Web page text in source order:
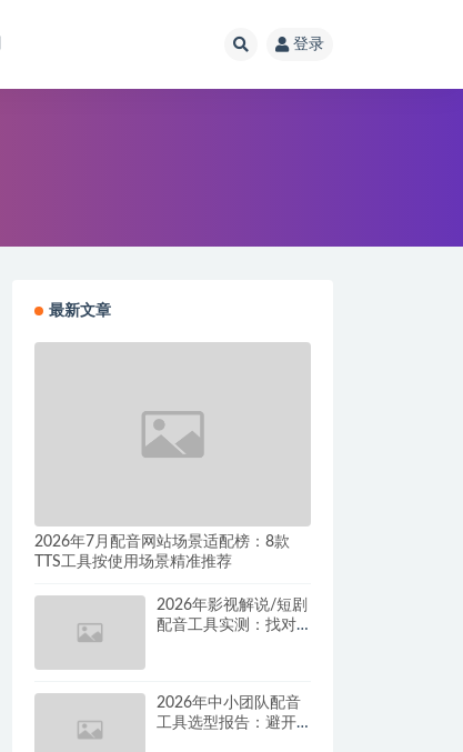
登录
最新文章
2026年7月配音网站场景适配榜：8款
TTS工具按使用场景精准推荐
2026年影视解说/短剧
配音工具实测：找对
2026年中小团队配音
工具选型报告：避开